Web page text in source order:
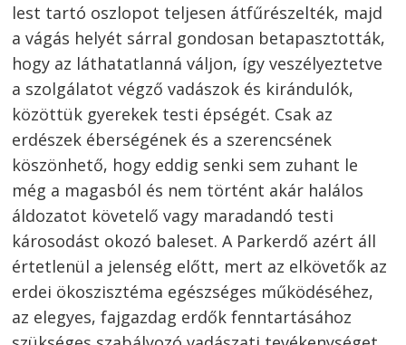
lest tartó oszlopot teljesen átfűrészelték, majd
a vágás helyét sárral gondosan betapasztották,
hogy az láthatatlanná váljon, így veszélyeztetve
a szolgálatot végző vadászok és kirándulók,
közöttük gyerekek testi épségét. Csak az
erdészek éberségének és a szerencsének
köszönhető, hogy eddig senki sem zuhant le
még a magasból és nem történt akár halálos
áldozatot követelő vagy maradandó testi
károsodást okozó baleset. A Parkerdő azért áll
értetlenül a jelenség előtt, mert az elkövetők az
erdei ökoszisztéma egészséges működéséhez,
az elegyes, fajgazdag erdők fenntartásához